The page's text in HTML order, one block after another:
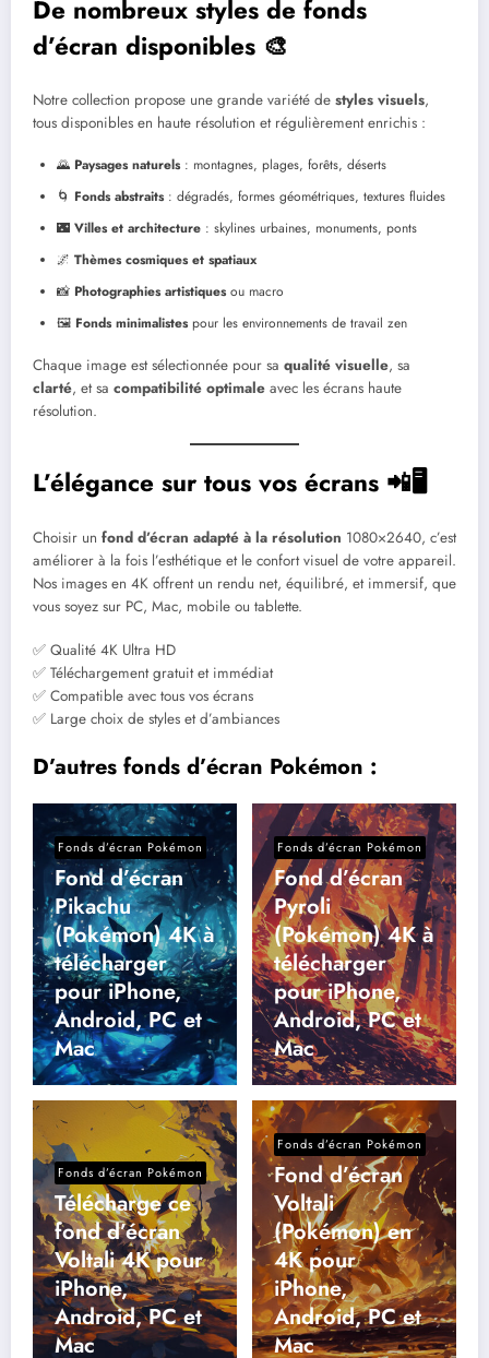
De nombreux styles de fonds
d’écran disponibles 🎨
Notre collection propose une grande variété de styles visuels,
tous disponibles en haute résolution et régulièrement enrichis :
🌄 Paysages naturels: montagnes, plages, forêts, déserts
🌀 Fonds abstraits: dégradés, formes géométriques, textures fluides
🌃 Villes et architecture : skylines urbaines, monuments, ponts
🌌 Thèmes cosmiques et spatiaux
📸 Photographies artistiquesou macro
🖼️ Fonds minimalistespour les environnements de travail zen
Chaque image est sélectionnée pour sa qualité visuelle, sa
clarté, et sa compatibilité optimale avec les écrans haute
résolution.
L’élégance sur tous vos écrans 📲🖥️
Choisir un fond d’écran adapté à la résolution 1080×2640, c’est
améliorer à la fois l’esthétique et le confort visuel de votre appareil.
Nos images en 4K offrent un rendu net, équilibré, et immersif, que
vous soyez sur PC, Mac, mobile ou tablette.
✅ Qualité 4K Ultra HD
✅ Téléchargement gratuit et immédiat
✅ Compatible avec tous vos écrans
✅ Large choix de styles et d’ambiances
D’autres fonds d’écran Pokémon :
Fonds d’écran Pokémon
Fond d’écran
Pikachu
(Pokémon) 4K à
télécharger
pour iPhone,
Android, PC et
Mac
Fonds d’écran Pokémon
Fond d’écran
Pyroli
(Pokémon) 4K à
télécharger
pour iPhone,
Android, PC et
Mac
Fonds d’écran Pokémon
Télécharge ce
fond d’écran
Voltali 4K pour
iPhone,
Android, PC et
Mac
Fonds d’écran Pokémon
Fond d’écran
Voltali
(Pokémon) en
4K pour
iPhone,
Android, PC et
Mac